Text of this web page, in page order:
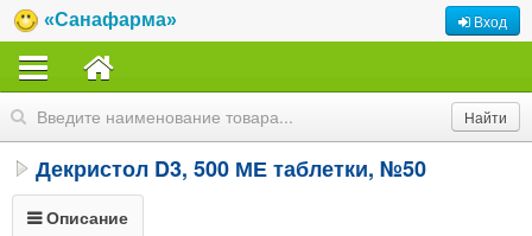
«Санафарма» Вход
Декристол D3, 500 МЕ таблетки, №50
Описание